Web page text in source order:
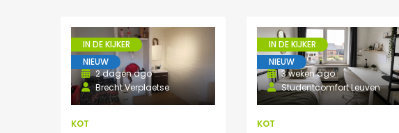
IN DE KIJKER
NIEUW
Brecht Verplaetse
2 dagen ago
KOT
IN DE KIJKER
NIEUW
Studentcomfort Leuven
3 weken ago
KOT